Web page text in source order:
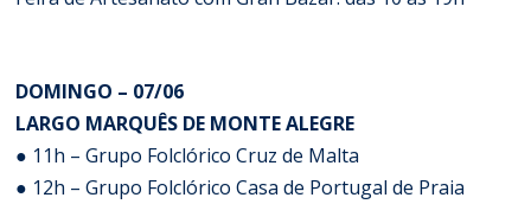
DOMINGO – 07/06
LARGO MARQUÊS DE MONTE ALEGRE
● 11h – Grupo Folclórico Cruz de Malta
● 12h – Grupo Folclórico Casa de Portugal de Praia